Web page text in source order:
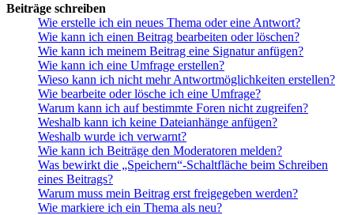
Beiträge schreiben
Wie erstelle ich ein neues Thema oder eine Antwort?
Wie kann ich einen Beitrag bearbeiten oder löschen?
Wie kann ich meinem Beitrag eine Signatur anfügen?
Wie kann ich eine Umfrage erstellen?
Wieso kann ich nicht mehr Antwortmöglichkeiten erstellen?
Wie bearbeite oder lösche ich eine Umfrage?
Warum kann ich auf bestimmte Foren nicht zugreifen?
Weshalb kann ich keine Dateianhänge anfügen?
Weshalb wurde ich verwarnt?
Wie kann ich Beiträge den Moderatoren melden?
Was bewirkt die „Speichern“-Schaltfläche beim Schreiben
eines Beitrags?
Warum muss mein Beitrag erst freigegeben werden?
Wie markiere ich ein Thema als neu?